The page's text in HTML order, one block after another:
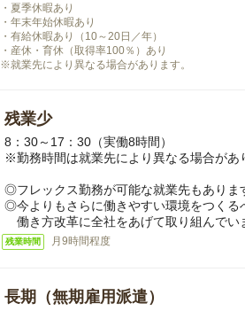
・夏季休暇あり
・年末年始休暇あり
・有給休暇あり（10～20日／年）
・産休・育休（取得率100％）あり
※就業先により異なる場合があります。
残業少
8：30～17：30（実働8時間）
※勤務時間は就業先により異なる場合があ
◎フレックス勤務が可能な就業先もありま
◎今よりもさらに働きやすい環境をつくる
働き方改革に全社をあげて取り組んでい
残業時間 月9時間程度
長期（無期雇用派遣）